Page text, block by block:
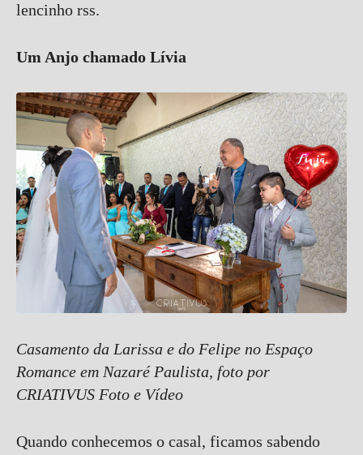
lencinho rss.
Um Anjo chamado Lívia
Casamento da Larissa e do Felipe no Espaço
Romance em Nazaré Paulista, foto por
CRIATIVUS Foto e Vídeo
Quando conhecemos o casal, ficamos sabendo